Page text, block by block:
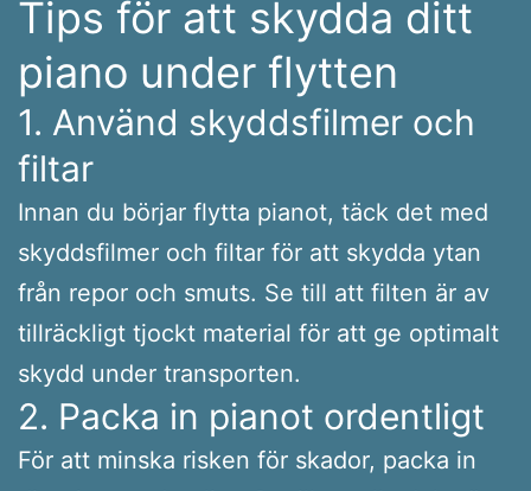
Tips för att skydda ditt
piano under flytten
1. Använd skyddsfilmer och
filtar
Innan du börjar flytta pianot, täck det med
skyddsfilmer och filtar för att skydda ytan
från repor och smuts. Se till att filten är av
tillräckligt tjockt material för att ge optimalt
skydd under transporten.
2. Packa in pianot ordentligt
För att minska risken för skador, packa in